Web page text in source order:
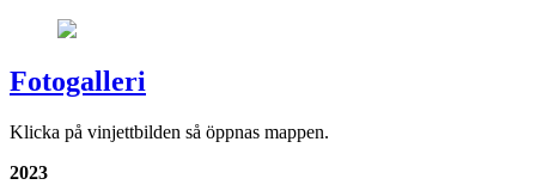
Fotogalleri
Klicka på vinjettbilden så öppnas mappen.
2023